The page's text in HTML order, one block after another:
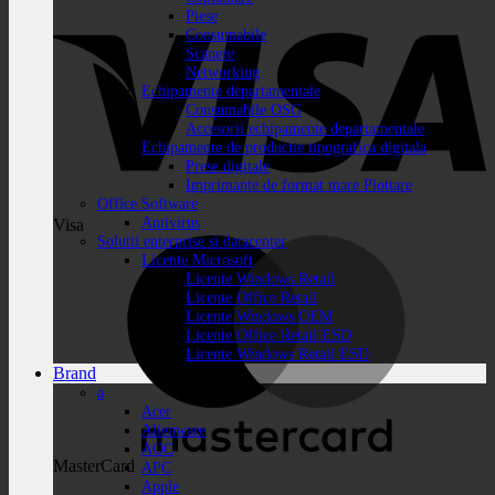
Visa
MasterCard
Piese
Consumabile
Scanere
Networking
Echipamente departamentale
Consumabile OSG
Accesorii echipamente departamentale
Echipamente de productie tipografica digitala
Prese digitale
Imprimante de format mare Plottare
Office Software
Antivirus
Solutii enterprise si datacenter
Licente Microsoft
Licente Windows Retail
Licente Office Retail
Licente Windows OEM
Licente Office Retail ESD
Licente Windows Retail ESD
Brand
a
Acer
Alienware
AOC
APC
Apple